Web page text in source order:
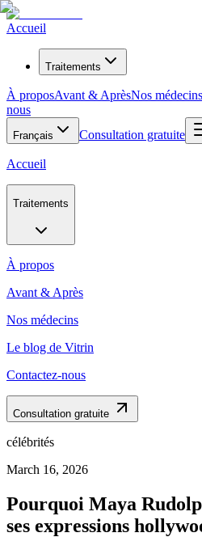
Accueil
Traitements
À proposAvant & AprèsNos médecins
nous
Français Consultation gratuite
Accueil
Traitements
À propos
Avant & Après
Nos médecins
Le blog de Vitrin
Contactez-nous
Consultation gratuite
célébrités
March 16, 2026
Pourquoi Maya
ses expressions